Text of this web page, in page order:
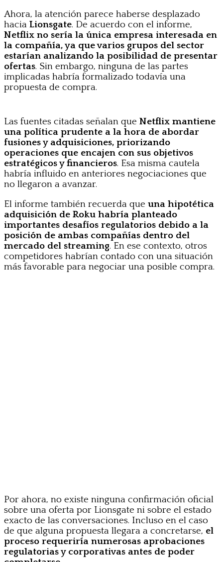
Ahora, la atención parece haberse desplazado
hacia Lionsgate. De acuerdo con el informe,
Netflix no sería la única empresa interesada en
la compañía, ya que varios grupos del sector
estarían analizando la posibilidad de presentar
ofertas. Sin embargo, ninguna de las partes
implicadas habría formalizado todavía una
propuesta de compra.
Las fuentes citadas señalan que Netflix mantiene
una política prudente a la hora de abordar
fusiones y adquisiciones, priorizando
operaciones que encajen con sus objetivos
estratégicos y financieros. Esa misma cautela
habría influido en anteriores negociaciones que
no llegaron a avanzar.
El informe también recuerda que una hipotética
adquisición de Roku habría planteado
importantes desafíos regulatorios debido a la
posición de ambas compañías dentro del
mercado del streaming. En ese contexto, otros
competidores habrían contado con una situación
más favorable para negociar una posible compra.
Por ahora, no existe ninguna confirmación oficial
sobre una oferta por Lionsgate ni sobre el estado
exacto de las conversaciones. Incluso en el caso
de que alguna propuesta llegara a concretarse, el
proceso requeriría numerosas aprobaciones
regulatorias y corporativas antes de poder